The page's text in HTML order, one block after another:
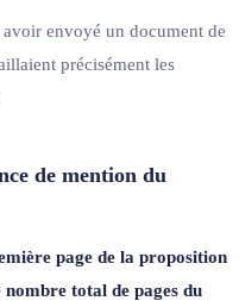
envoyé un document de
précisément les
de mention du
page de la proposition
total de pages du